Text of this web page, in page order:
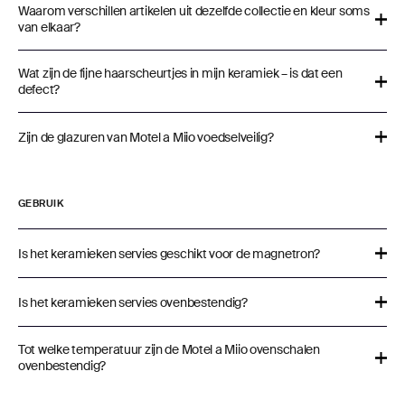
Waarom verschillen artikelen uit dezelfde collectie en kleur soms
van elkaar?
Wat zijn de fijne haarscheurtjes in mijn keramiek – is dat een
defect?
Zijn de glazuren van Motel a Miio voedselveilig?
GEBRUIK
Is het keramieken servies geschikt voor de magnetron?
Is het keramieken servies ovenbestendig?
Tot welke temperatuur zijn de Motel a Miio ovenschalen
ovenbestendig?